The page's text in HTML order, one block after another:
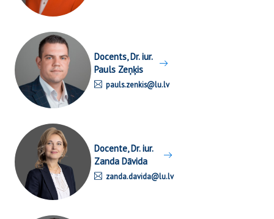
Docents, Dr. iur.
Pauls Zeņķis
pauls.zenkis@lu.lv
Docente, Dr. iur.
Zanda Dāvida
zanda.davida@lu.lv